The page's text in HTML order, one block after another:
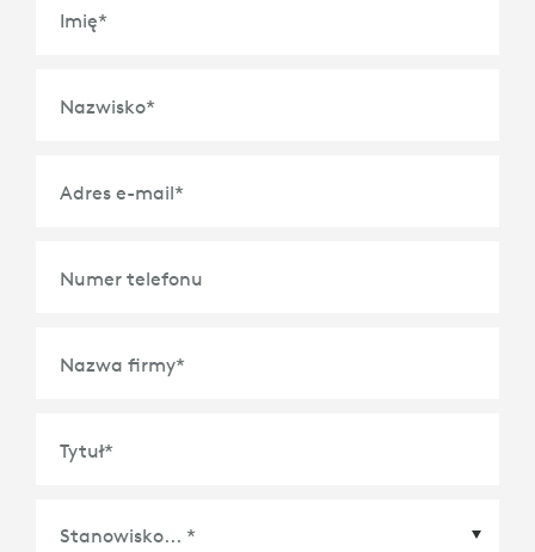
Imię*
Nazwisko*
Adres e-mail*
Numer telefonu
Nazwa firmy*
Tytuł*